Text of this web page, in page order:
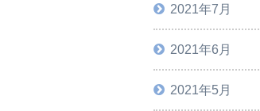
2021年7月
2021年6月
2021年5月